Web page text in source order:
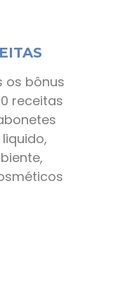
os bônus
receitas